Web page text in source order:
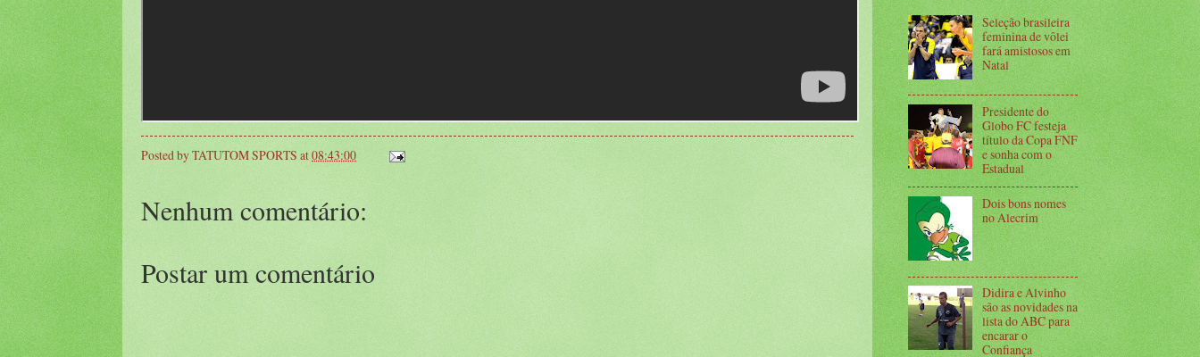
Posted byTATUTOM SPORTS at08:43:00
Nenhum comentário:
Postar um comentário
Seleção brasileira
feminina de vôlei
fará amistosos em
Natal
Presidente do
Globo FC festeja
título da Copa FNF
e sonha com o
Estadual
Dois bons nomes
no Alecrim
Didira e Alvinho
são as novidades na
lista do ABC para
encarar o
Confiança